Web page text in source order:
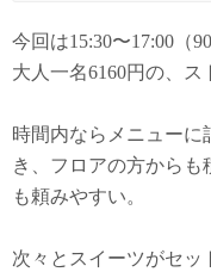
今回は15:30〜17:00（
大人一名6160円の、
時間内ならメニューに
き、フロアの方からも
も頼みやすい。
次々とスイーツがセッ